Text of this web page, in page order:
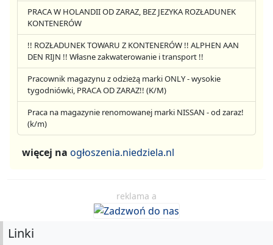
PRACA W HOLANDII OD ZARAZ, BEZ JEZYKA ROZŁADUNEK
KONTENERÓW
!! ROZŁADUNEK TOWARU Z KONTENERÓW !! ALPHEN AAN
DEN RIJN !! Własne zakwaterowanie i transport !!
Pracownik magazynu z odzieżą marki ONLY - wysokie
tygodniówki, PRACA OD ZARAZ!! (K/M)
Praca na magazynie renomowanej marki NISSAN - od zaraz!
(k/m)
więcej na ogłoszenia.niedziela.nl
reklama a
Linki